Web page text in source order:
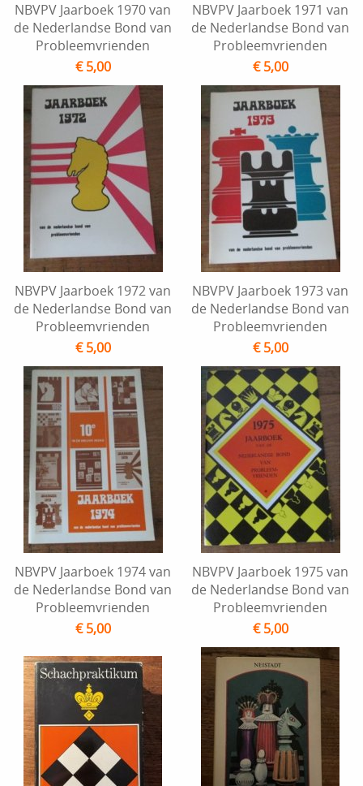
NBVPV Jaarboek 1970 van
de Nederlandse Bond van
Probleemvrienden
€ 5,00
NBVPV Jaarboek 1971 van
de Nederlandse Bond van
Probleemvrienden
€ 5,00
NBVPV Jaarboek 1972 van
de Nederlandse Bond van
Probleemvrienden
€ 5,00
NBVPV Jaarboek 1973 van
de Nederlandse Bond van
Probleemvrienden
€ 5,00
NBVPV Jaarboek 1974 van
de Nederlandse Bond van
Probleemvrienden
€ 5,00
NBVPV Jaarboek 1975 van
de Nederlandse Bond van
Probleemvrienden
€ 5,00